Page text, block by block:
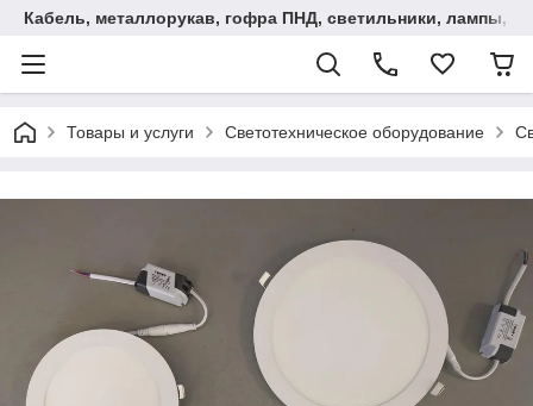
Кабель, металлорукав, гофра ПНД, cветильники, лампы, и
Товары и услуги Светотехническое оборудование